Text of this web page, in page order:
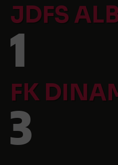
JDFS
1
FK
3